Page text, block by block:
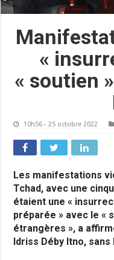
«
« soutien
10h56 - 25 octobre 2022
Les manifestations
Tchad, avec une
étaient une «
préparée » avec le «
étrangères », a
Idriss Déby Itno, sans